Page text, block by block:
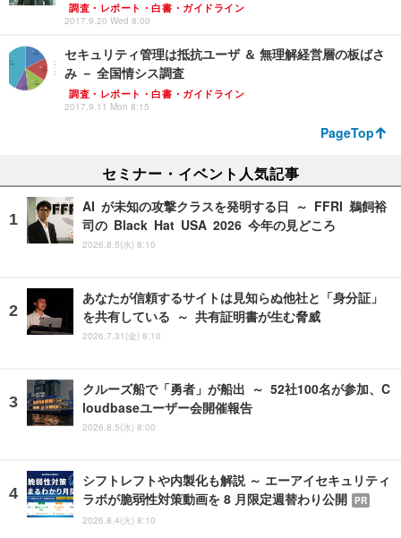
調査・レポート・白書・ガイドライン
2017.9.20 Wed 8:00
セキュリティ管理は抵抗ユーザ ＆ 無理解経営層の板ばさ
み － 全国情シス調査
調査・レポート・白書・ガイドライン
2017.9.11 Mon 8:15
PageTop
セミナー・イベント人気記事
AI が未知の攻撃クラスを発明する日 ～ FFRI 鵜飼裕
司の Black Hat USA 2026 今年の見どころ
2026.8.5(水) 8:10
あなたが信頼するサイトは見知らぬ他社と「身分証」
を共有している ～ 共有証明書が生む脅威
2026.7.31(金) 8:10
クルーズ船で「勇者」が船出 ～ 52社100名が参加、C
loudbaseユーザー会開催報告
2026.8.5(水) 8:00
シフトレフトや内製化も解説 ～ エーアイセキュリティ
ラボが脆弱性対策動画を 8 月限定週替わり公開 PR
2026.8.4(火) 8:10